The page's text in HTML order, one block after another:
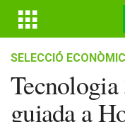
SELECCIÓ
guiada a